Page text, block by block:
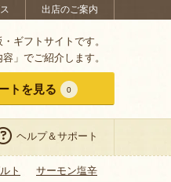
出店のご案内
ギフトサイトです。
」でご紹介します。
トを見る 0
ヘルプ＆サポート
ト サーモン塩辛